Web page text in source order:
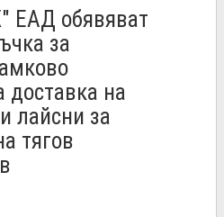
обявяват
за
доставка на
лайсни за
тягов